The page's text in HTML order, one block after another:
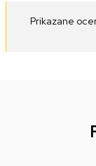
Prikazane